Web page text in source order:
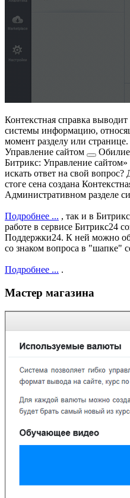
Контекстная справка
системы информацию,
момент разделу или
Управление сайтом
Битрикс: Управление сайтом»
искать ответ на свой
стоге сена создана
Административном разделе
Подробнее ... , так и в
работе в сервисе Битрикс24
Поддержки24. К ней можно
со знаком вопроса в "шапке"
Подробнее ... .
Мастер магазина